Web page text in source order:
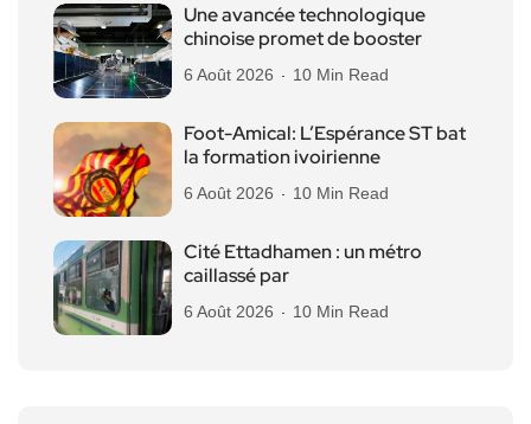
Une avancée technologique
chinoise promet de booster
6 Août 2026 10 Min Read
Foot-Amical: L’Espérance ST bat
la formation ivoirienne
6 Août 2026 10 Min Read
Cité Ettadhamen : un métro
caillassé par
6 Août 2026 10 Min Read